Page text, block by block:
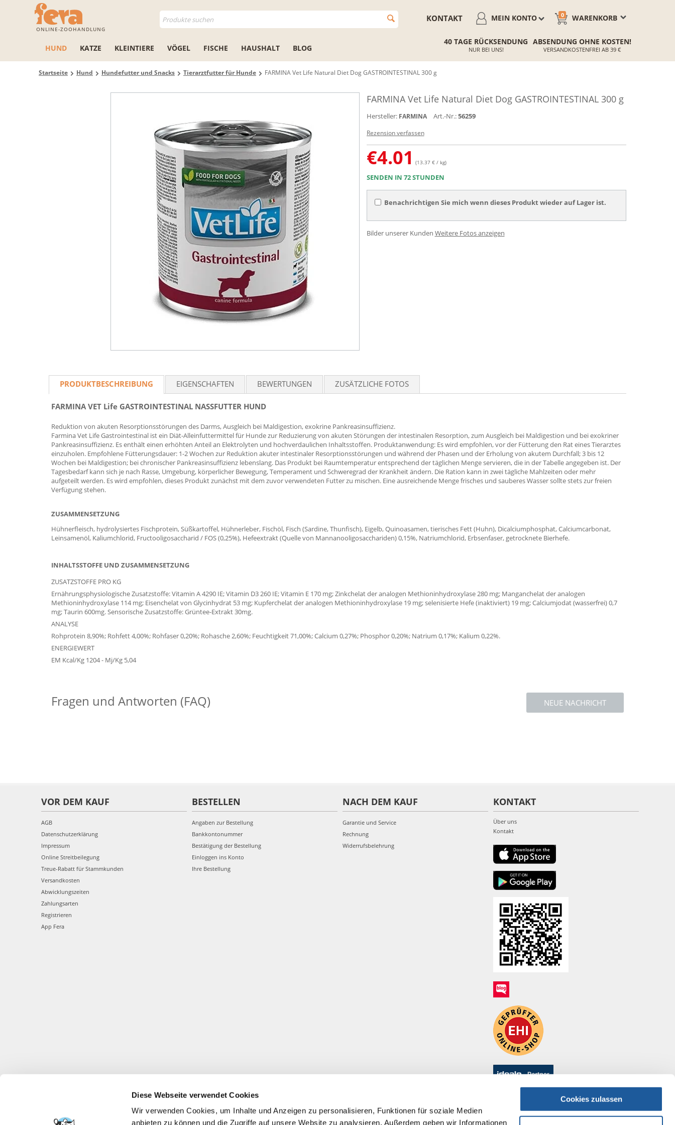
Diese Webseite verwendet Cookies
Wir verwenden Cookies, um Inhalte und Anzeigen zu personalisieren, Funktionen für soziale Medien
anbieten zu können und die Zugriffe auf unsere Website zu analysieren. Außerdem geben wir Informationen
Cookies zulassen
ONLINE-ZOOHANDLUNG
WARENKORB
0
MEIN KONTO
KONTAKT
HUND KATZE KLEINTIERE VÖGEL FISCHE HAUSHALT BLOG
40 TAGE RÜCKSENDUNG
NUR BEI UNS!
ABSENDUNG OHNE KOSTEN!
VERSANDKOSTENFREI AB 39 €
Startseite Hund Hundefutter und Snacks Tierarztfutter für Hunde FARMINA Vet Life Natural Diet Dog GASTROINTESTINAL 300 g
FARMINA Vet Life Natural Diet Dog GASTROINTESTINAL 300 g
Hersteller: FARMINA Art.-Nr.:56259
Rezension verfassen
€4.01 (13.37 € / kg)
SENDEN IN 72 STUNDEN
Benachrichtigen Sie mich wenn dieses Produkt wieder auf Lager ist.
Bilder unserer Kunden Weitere Fotos anzeigen
PRODUKTBESCHREIBUNG EIGENSCHAFTEN BEWERTUNGEN ZUSÄTZLICHE FOTOS
FARMINA VET Life GASTROINTESTINAL NASSFUTTER HUND
Reduktion von akuten Resorptionsstörungen des Darms, Ausgleich bei Maldigestion, exokrine Pankreasinsuffizienz.
Farmina Vet Life Gastrointestinal ist ein Diät-Alleinfuttermittel für Hunde zur Reduzierung von akuten Störungen der intestinalen Resorption, zum Ausgleich bei Maldigestion und bei exokriner
Pankreasinsuffizienz. Es enthält einen erhöhten Anteil an Elektrolyten und hochverdaulichen Inhaltsstoffen. Produktanwendung: Es wird empfohlen, vor der Fütterung den Rat eines Tierarztes
einzuholen. Empfohlene Fütterungsdauer: 1-2 Wochen zur Reduktion akuter intestinaler Resorptionsstörungen und während der Phasen und der Erholung von akutem Durchfall; 3 bis 12
Wochen bei Maldigestion; bei chronischer Pankreasinsuffizienz lebenslang. Das Produkt bei Raumtemperatur entsprechend der täglichen Menge servieren, die in der Tabelle angegeben ist. Der
Tagesbedarf kann sich je nach Rasse, Umgebung, körperlicher Bewegung, Temperament und Schweregrad der Krankheit ändern. Die Ration kann in zwei tägliche Mahlzeiten oder mehr
aufgeteilt werden. Es wird empfohlen, dieses Produkt zunächst mit dem zuvor verwendeten Futter zu mischen. Eine ausreichende Menge frisches und sauberes Wasser sollte stets zur freien
Verfügung stehen.
ZUSAMMENSETZUNG
Hühnerfleisch, hydrolysiertes Fischprotein, Süßkartoffel, Hühnerleber, Fischöl, Fisch (Sardine, Thunfisch), Eigelb, Quinoasamen, tierisches Fett (Huhn), Dicalciumphosphat, Calciumcarbonat,
Leinsamenöl, Kaliumchlorid, Fructooligosaccharid / FOS (0,25%), Hefeextrakt (Quelle von Mannanooligosacchariden) 0,15%, Natriumchlorid, Erbsenfaser, getrocknete Bierhefe.
INHALTSSTOFFE UND ZUSAMMENSETZUNG
ZUSATZSTOFFE PRO KG
Ernährungsphysiologische Zusatzstoffe: Vitamin A 4290 IE; Vitamin D3 260 IE; Vitamin E 170 mg; Zinkchelat der analogen Methioninhydroxylase 280 mg; Manganchelat der analogen
Methioninhydroxylase 114 mg; Eisenchelat von Glycinhydrat 53 mg; Kupferchelat der analogen Methioninhydroxylase 19 mg; selenisierte Hefe (inaktiviert) 19 mg; Calciumjodat (wasserfrei) 0,7
mg; Taurin 600mg. Sensorische Zusatzstoffe: Grüntee-Extrakt 30mg.
ANALYSE
Rohprotein 8,90%; Rohfett 4,00%; Rohfaser 0,20%; Rohasche 2,60%; Feuchtigkeit 71,00%; Calcium 0,27%; Phosphor 0,20%; Natrium 0,17%; Kalium 0,22%.
ENERGIEWERT
EM Kcal/Kg 1204 - Mj/Kg 5,04
NEUE NACHRICHT
Fragen und Antworten (FAQ)
VOR DEM KAUF
AGB
Datenschutzerklärung
Impressum
Online Streitbeilegung
Treue-Rabatt für Stammkunden
Versandkosten
Abwicklungszeiten
Zahlungsarten
Registrieren
App Fera
BESTELLEN
Angaben zur Bestellung
Bankkontonummer
Bestätigung der Bestellung
Einloggen ins Konto
Ihre Bestellung
NACH DEM KAUF
Garantie und Service
Rechnung
Widerrufsbelehrung
KONTAKT
Über uns
Kontakt